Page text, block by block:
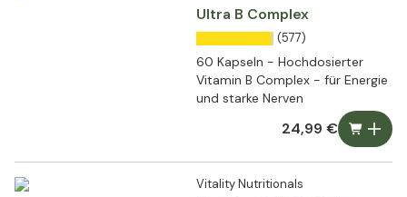
Ultra B Complex
(577)
60 Kapseln - Hochdosierter
Vitamin B Complex - für Energie
und starke Nerven
24,99 €
Vitality Nutritionals